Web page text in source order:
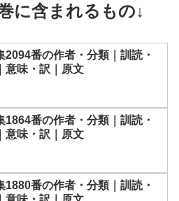
に含まれるもの↓
2094番の作者・分類｜訓読・
意味・訳｜原文
1864番の作者・分類｜訓読・
意味・訳｜原文
1880番の作者・分類｜訓読・